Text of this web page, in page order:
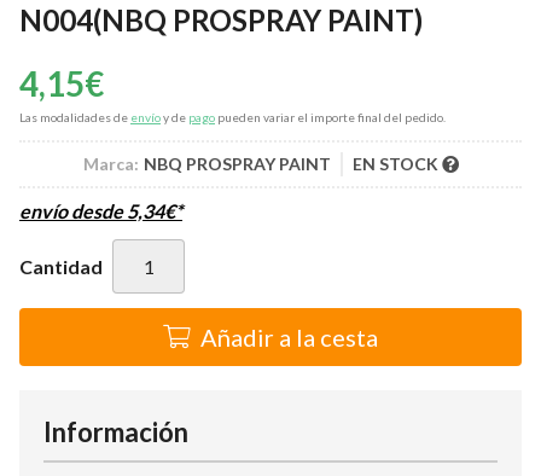
N004(NBQ PROSPRAY PAINT)
4,15€
Las modalidades de envíoy de pago pueden variar el importe final del pedido.
Marca: NBQ PROSPRAY PAINT EN STOCK
envío desde5,34€*
Cantidad
Añadir a la cesta
Información